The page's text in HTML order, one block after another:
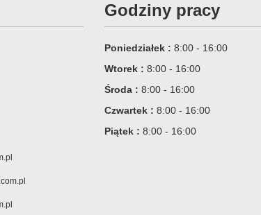
Godziny pracy
Poniedziałek : 8:00 - 16:00
Wtorek : 8:00 - 16:00
Środa : 8:00 - 16:00
Czwartek : 8:00 - 16:00
Piątek : 8:00 - 16:00